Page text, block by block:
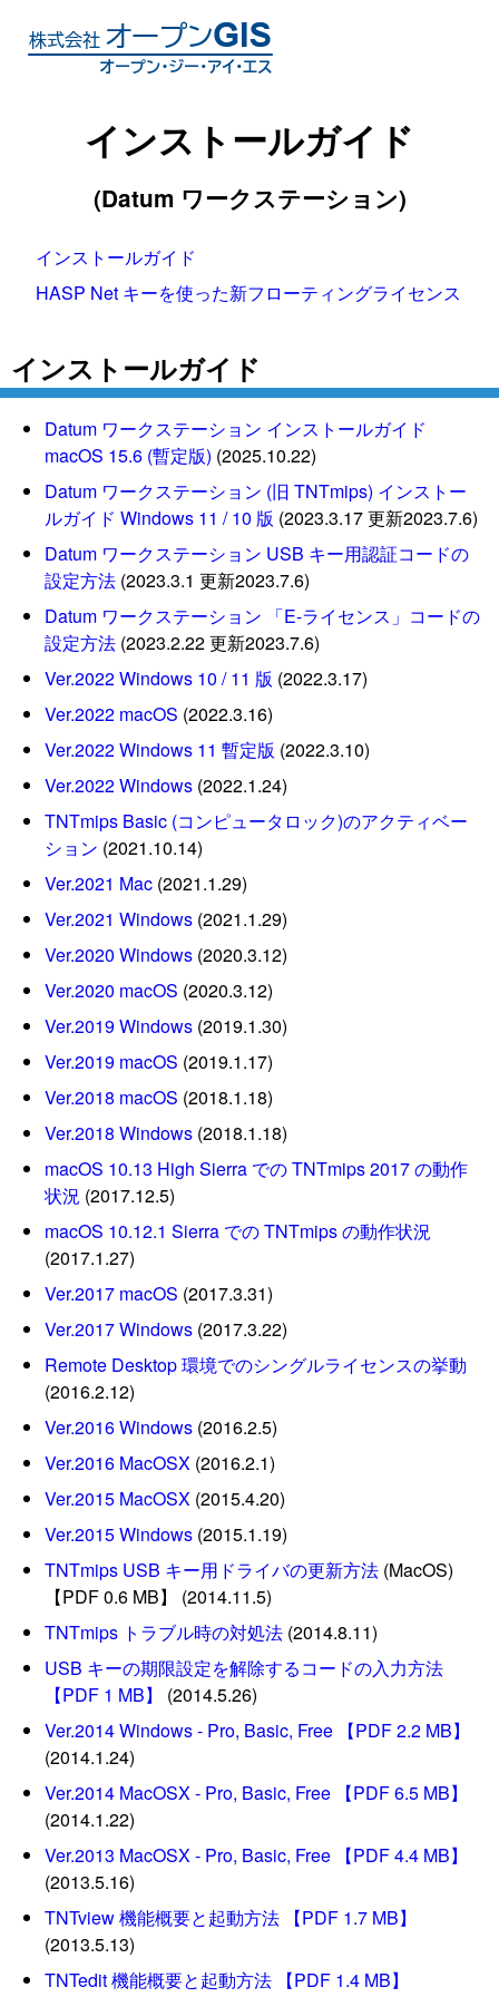
インストールガイド
(Datum ワークステーション)
インストールガイド
HASP Net キーを使った新フローティングライセンス
インストールガイド
Datum ワークステーション インストールガイド
macOS 15.6 (暫定版) (2025.10.22)
Datum ワークステーション (旧 TNTmips) インストー
ルガイド Windows 11 / 10 版 (2023.3.17 更新2023.7.6)
Datum ワークステーション USB キー用認証コードの
設定方法 (2023.3.1 更新2023.7.6)
Datum ワークステーション 「E-ライセンス」コードの
設定方法 (2023.2.22 更新2023.7.6)
Ver.2022 Windows 10 / 11 版 (2022.3.17)
Ver.2022 macOS (2022.3.16)
Ver.2022 Windows 11 暫定版 (2022.3.10)
Ver.2022 Windows (2022.1.24)
TNTmips Basic (コンピュータロック)のアクティベー
ション (2021.10.14)
Ver.2021 Mac (2021.1.29)
Ver.2021 Windows (2021.1.29)
Ver.2020 Windows (2020.3.12)
Ver.2020 macOS (2020.3.12)
Ver.2019 Windows (2019.1.30)
Ver.2019 macOS (2019.1.17)
Ver.2018 macOS (2018.1.18)
Ver.2018 Windows (2018.1.18)
macOS 10.13 High Sierra での TNTmips 2017 の動作
状況 (2017.12.5)
macOS 10.12.1 Sierra での TNTmips の動作状況
(2017.1.27)
Ver.2017 macOS (2017.3.31)
Ver.2017 Windows (2017.3.22)
Remote Desktop 環境でのシングルライセンスの挙動
(2016.2.12)
Ver.2016 Windows (2016.2.5)
Ver.2016 MacOSX (2016.2.1)
Ver.2015 MacOSX (2015.4.20)
Ver.2015 Windows (2015.1.19)
TNTmips USB キー用ドライバの更新方法 (MacOS)
【PDF 0.6 MB】 (2014.11.5)
TNTmips トラブル時の対処法 (2014.8.11)
USB キーの期限設定を解除するコードの入力方法
【PDF 1 MB】
(2014.5.26)
Ver.2014 Windows - Pro, Basic, Free 【PDF 2.2 MB】
(2014.1.24)
Ver.2014 MacOSX - Pro, Basic, Free 【PDF 6.5 MB】
(2014.1.22)
Ver.2013 MacOSX - Pro, Basic, Free 【PDF 4.4 MB】
(2013.5.16)
TNTview 機能概要と起動方法 【PDF 1.7 MB】
(2013.5.13)
TNTedit 機能概要と起動方法 【PDF 1.4 MB】